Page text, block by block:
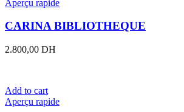
Aperçu rapide
CARINA BIBLIOTHEQUE
2.800,00 DH
Add to cart
Aperçu rapide